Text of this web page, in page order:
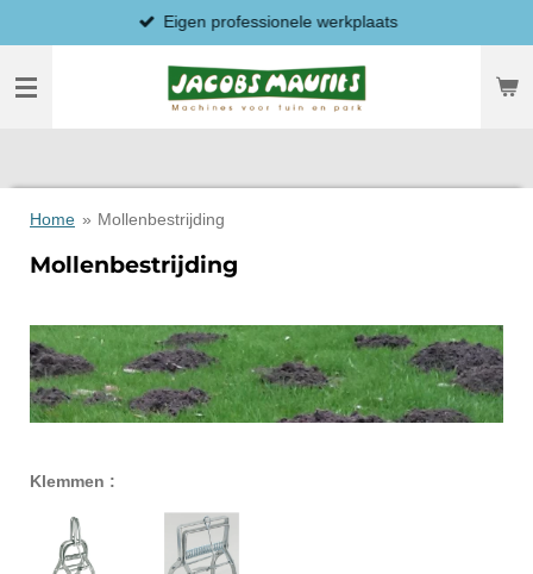
direct
naar
hoofdinhoud
Eigen professionele werkplaats
Home » Mollenbestrijding
Mollenbestrijding
Klemmen :